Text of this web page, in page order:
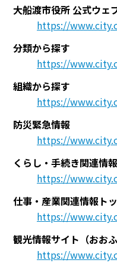
大船渡市役所 公式ウェ
https://
分類から探す
https://
組織から探す
https://
防災緊急情報
https://
くらし・手続き関連情
https://
仕事・産業関連情報ト
https://
観光情報サイト（おおふ
https://